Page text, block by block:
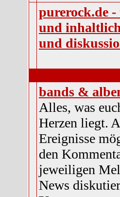
purerock.de -
und
und
bands &
Alles, was
Herzen liegt.
Ereignisse
den
jeweiligen
News